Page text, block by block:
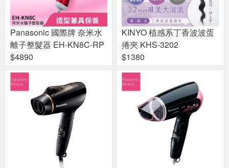
Panasonic 國際牌 奈米水
離子整髮器 EH-KN8C-RP
$4890
KINYO 植感系丁香波波蛋
捲夾 KHS-3202
$1380